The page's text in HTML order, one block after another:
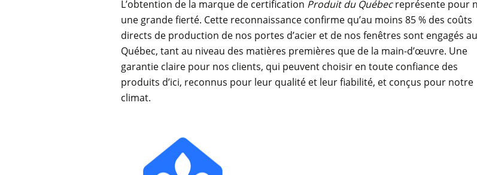
L’obtention de la marque de certification Produit du Québecreprésente pour
une grande fierté. Cette reconnaissance confirme qu’au moins 85 % des coûts
directs de production de nos portes d’acier et de nos fenêtres sont engagés au
Québec, tant au niveau des matières premières que de la main-d’œuvre. Une
garantie claire pour nos clients, qui peuvent choisir en toute confiance des
produits d’ici, reconnus pour leur qualité et leur fiabilité, et conçus pour notre
climat.